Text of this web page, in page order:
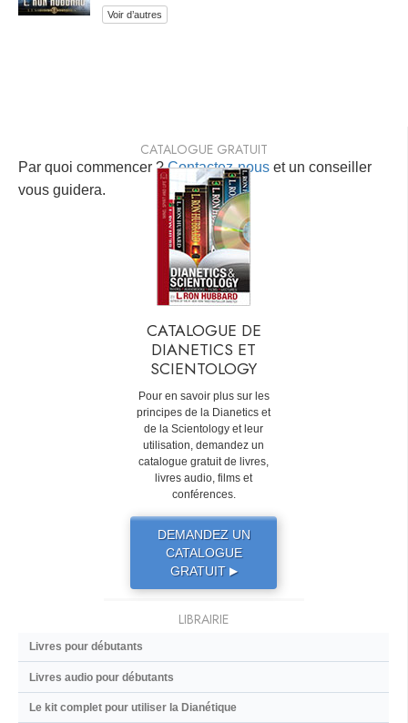
Voir d’autres
Par quoi commencer ?Contactez-nous et un conseiller
vous guidera.
CATALOGUE GRATUIT
CATALOGUE DE
DIANETICS ET
SCIENTOLOGY
Pour en savoir plus sur les
principes de la Dianetics et
de la Scientology et leur
utilisation, demandez un
catalogue gratuit de livres,
livres audio, films et
conférences.
DEMANDEZ UN
CATALOGUE
GRATUIT ▶
LIBRAIRIE
Livres pour débutants
Livres audio pour débutants
Le kit complet pour utiliser la Dianétique